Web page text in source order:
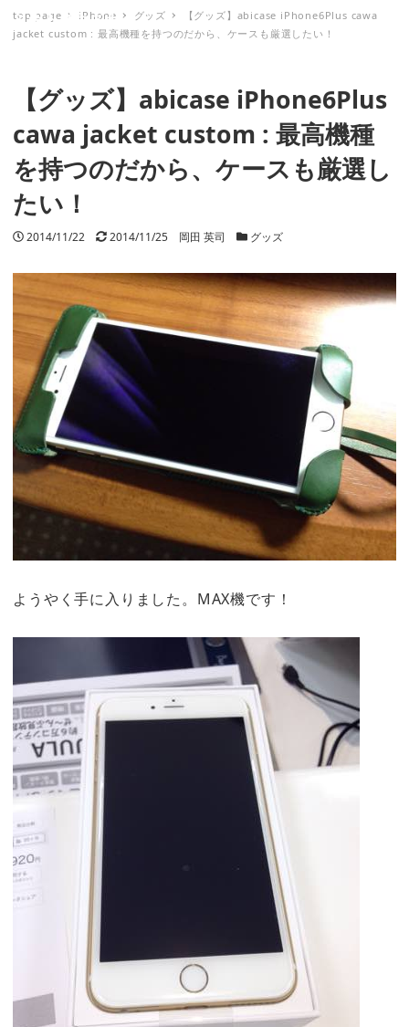
ミナトノキズナ
top page iPhone グッズ
【グッズ】abicase iPhone6Plus cawa
jacket custom : 最高機種を持つのだから、ケースも厳選したい！
【グッズ】abicase iPhone6Plus
cawa jacket custom : 最高機種
を持つのだから、ケースも厳選し
たい！
投稿日
2014/11/22 更新日
2014/11/25 著者
岡田 英司 カテゴリー
グッズ
ようやく手に入りました。MAX機です！